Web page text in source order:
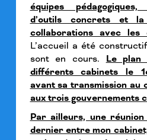
équipes
d’outils concrets et la
collaborations avec les
L’accueil a été
sont en cours. Le plan
différents cabinets le
avant sa transmission au
aux trois gouvernements
Par ailleurs, une
dernier entre mon